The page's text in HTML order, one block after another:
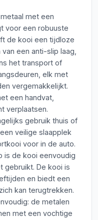
met een
voor een robuuste
de kooi een tijdloze
een anti-slip laag,
het transport of
elk met
vergemakkelijkt.
een handvat,
verplaatsen.
gebruik thuis of
veilige slaapplek
voor in de auto.
is de kooi eenvoudig
gebruikt. De kooi is
en biedt een
kan terugtrekken.
de metalen
met een vochtige